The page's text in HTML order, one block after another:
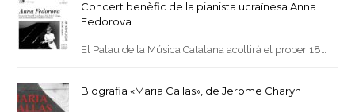
Concert benèfic de la pianista ucraïnesa Anna
Fedorova
El Palau de la Música Catalana acollirà el proper 18…
Biografia «Maria Callas», de Jerome Charyn